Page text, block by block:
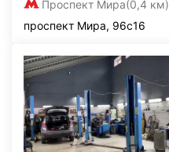
Проспект Мира(0,4 км)
проспект Мира, 96с16